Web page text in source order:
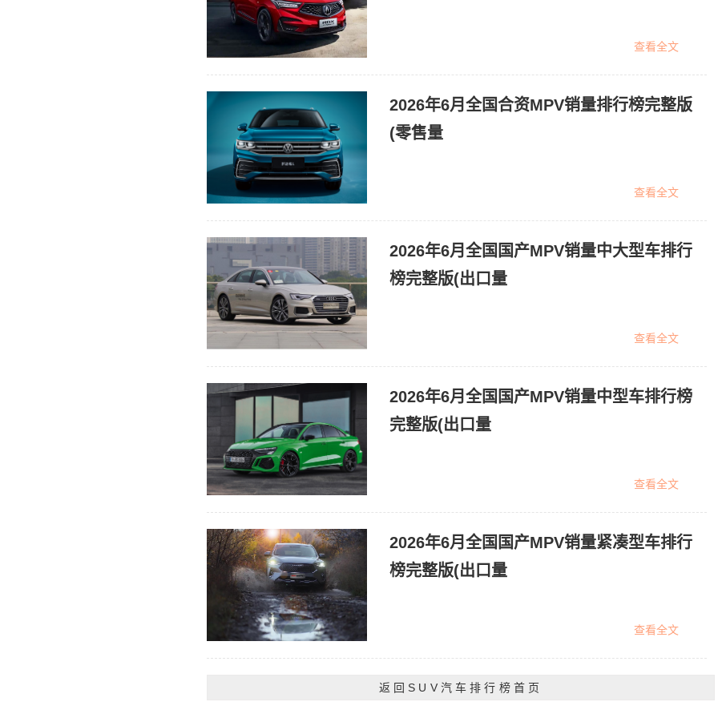
查看全文
2026年6月全国合资MPV销量排行榜完整版
(零售量
查看全文
2026年6月全国国产MPV销量中大型车排行
榜完整版(出口量
查看全文
2026年6月全国国产MPV销量中型车排行榜
完整版(出口量
查看全文
2026年6月全国国产MPV销量紧凑型车排行
榜完整版(出口量
查看全文
返回SUV汽车排行榜首页